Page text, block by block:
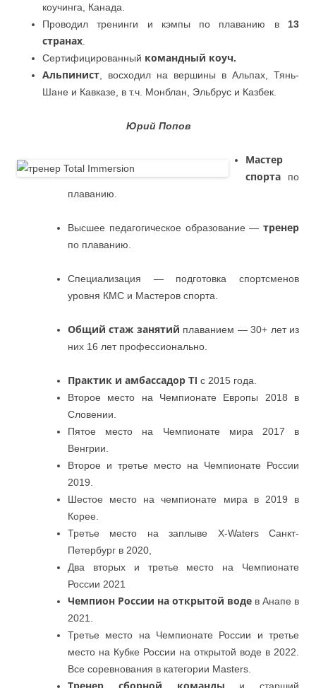
коучинга, Канада.
Проводил тренинги и кэмпы по плаванию в 13
странах
Сертифицированный командный коуч.
Альпинист , восходил на вершины в Альпах, Тянь-
Шане и Кавказе, в т.ч. Монблан, Эльбрус и Казбек.
Юрий Попов
Мастер
спорта по
плаванию.
Высшее педагогическое образование — тренер
по плаванию.
Специализация — подготовка спортсменов
уровня КМС и Мастеров спорта.
Общий стаж занятий плаванием — 30+ лет из
них 16 лет профессионально.
Практик и амбассадор TI c 2015 года.
Второе место на Чемпионате Европы 2018 в
Словении.
Пятое место на Чемпионате мира 2017 в
Венгрии.
Второе и третье место на Чемпионате России
2019.
Шестое место на чемпионате мира в 2019 в
Корее.
Третье место на заплыве X-Waters Санкт-
Петербург в 2020,
Два вторых и третье место на Чемпионате
России 2021
Чемпион России на открытой воде в Анапе в
2021.
Третье место на Чемпионате России и третье
место на Кубке России на открытой воде в 2022.
Все соревнования в категории Masters.